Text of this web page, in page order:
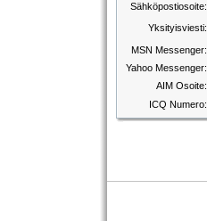
Sähköpostiosoite:
Yksityisviesti:
MSN Messenger:
Yahoo Messenger:
AIM Osoite:
ICQ Numero: